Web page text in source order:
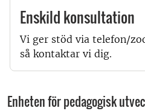
Enskild konsultation
Vi ger stöd via telefon/
så kontaktar vi dig.
Enheten för pedagogisk